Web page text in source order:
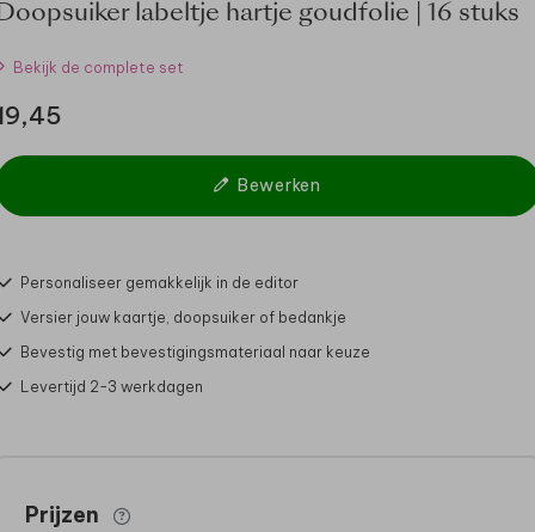
labeltje hartje goudfolie | 16 stuks
Bekijk de complete set
Bewerken
Personaliseer gemakkelijk in de editor
Versier jouw kaartje, doopsuiker of bedankje
Bevestig met bevestigingsmateriaal naar keuze
Levertijd 2-3 werkdagen
Prijzen